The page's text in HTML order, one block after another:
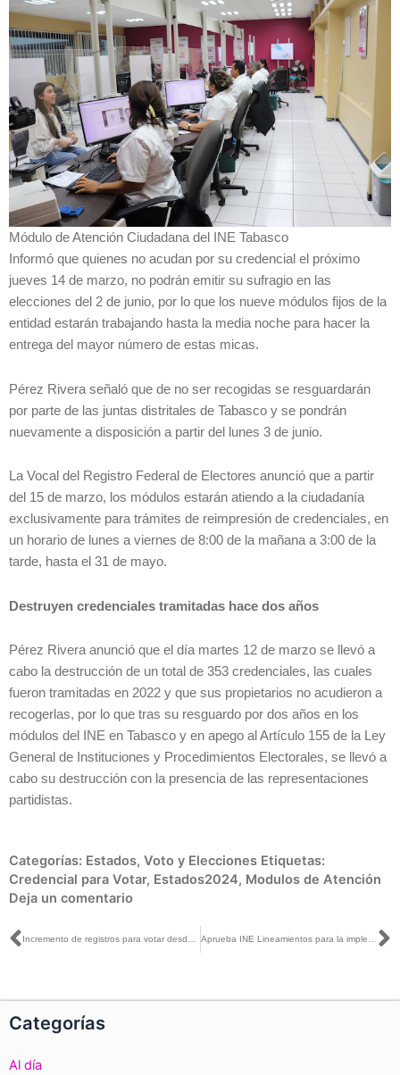
Módulo de Atención Ciudadana del INE Tabasco
Informó que quienes no acudan por su credencial el próximo
jueves 14 de marzo, no podrán emitir su sufragio en las
elecciones del 2 de junio, por lo que los nueve módulos fijos de la
entidad estarán trabajando hasta la media noche para hacer la
entrega del mayor número de estas micas.
Pérez Rivera señaló que de no ser recogidas se resguardarán
por parte de las juntas distritales de Tabasco y se pondrán
nuevamente a disposición a partir del lunes 3 de junio.
La Vocal del Registro Federal de Electores anunció que a partir
del 15 de marzo, los módulos estarán atiendo a la ciudadanía
exclusivamente para trámites de reimpresión de credenciales, en
un horario de lunes a viernes de 8:00 de la mañana a 3:00 de la
tarde, hasta el 31 de mayo.
Destruyen credenciales tramitadas hace dos años
Pérez Rivera anunció que el día martes 12 de marzo se llevó a
cabo la destrucción de un total de 353 credenciales, las cuales
fueron tramitadas en 2022 y que sus propietarios no acudieron a
recogerlas, por lo que tras su resguardo por dos años en los
módulos del INE en Tabasco y en apego al Artículo 155 de la Ley
General de Instituciones y Procedimientos Electorales, se llevó a
cabo su destrucción con la presencia de las representaciones
partidistas.
Categorías: Estados, Voto y Elecciones Etiquetas:
Credencial para Votar, Estados2024, Modulos de Atención
Deja un comentario
Ant
Categorías
Al día